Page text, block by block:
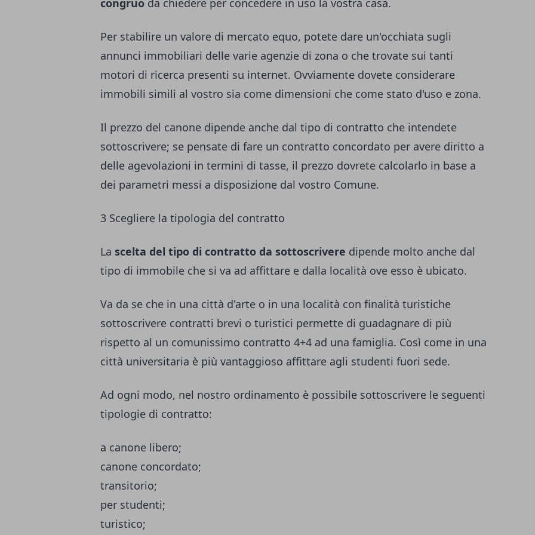
congruo da chiedere per concedere in uso la vostra casa.
Per stabilire un valore di mercato equo, potete dare un'occhiata sugli
annunci immobiliari delle varie agenzie di zona o che trovate sui tanti
motori di ricerca presenti su internet. Ovviamente dovete considerare
immobili simili al vostro sia come dimensioni che come stato d'uso e zona.
Il prezzo del canone dipende anche dal tipo di contratto che intendete
sottoscrivere; se pensate di fare un contratto concordato per avere diritto a
delle agevolazioni in termini di tasse, il prezzo dovrete calcolarlo in base a
dei parametri messi a disposizione dal vostro Comune.
3 Scegliere la tipologia del contratto
La scelta del tipo di contratto da sottoscrivere dipende molto anche dal
tipo di immobile che si va ad affittare e dalla località ove esso è ubicato.
Va da se che in una città d'arte o in una località con finalità turistiche
sottoscrivere contratti brevi o turistici permette di guadagnare di più
rispetto al un comunissimo contratto 4+4 ad una famiglia. Così come in una
città universitaria è più vantaggioso affittare agli studenti fuori sede.
Ad ogni modo, nel nostro ordinamento è possibile sottoscrivere le seguenti
tipologie di contratto:
a canone libero;
canone concordato;
transitorio;
per studenti;
turistico;